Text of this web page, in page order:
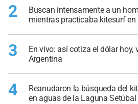
2
Buscan intensamente a un
mientras practicaba kitesurf en
3
En vivo: así cotiza el dólar hoy,
Argentina
4
Reanudaron la búsqueda del
en aguas de la Laguna Setúbal